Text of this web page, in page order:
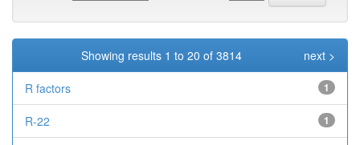
Showing results 1 to 20 of 3814 next >
R factors 1
R-22 1